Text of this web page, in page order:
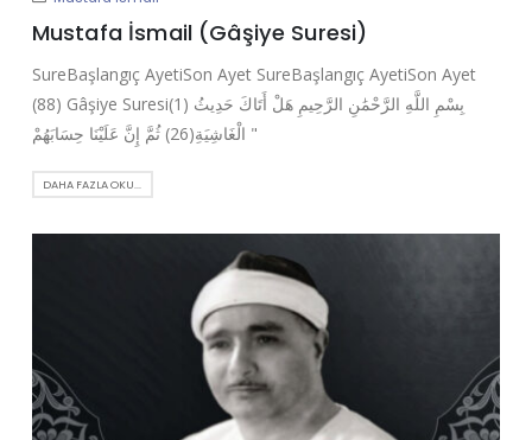
Mustafa İsmail (Gâşiye Suresi)
SureBaşlangıç AyetiSon Ayet SureBaşlangıç AyetiSon Ayet
(88) Gâşiye Suresi(1) بِسْمِ اللَّهِ الرَّحْمَٰنِ الرَّحِيمِ هَلْ أَتَاكَ حَدِيثُ
الْغَاشِيَةِ(26) ثُمَّ إِنَّ عَلَيْنَا حِسَابَهُمْ "
DAHA FAZLA OKU...